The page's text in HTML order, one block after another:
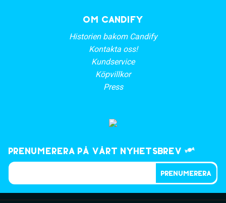
OM CANDIFY
Historien bakom Candify
Kontakta oss!
Kundservice
Köpvillkor
Press
Prenumerera på vårt nyhetsbrev
PRENUMERERA